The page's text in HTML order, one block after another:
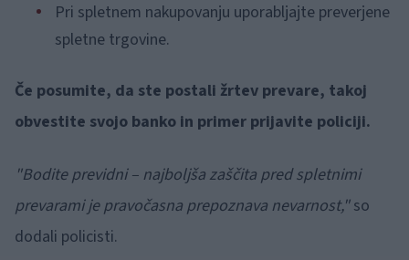
Pri spletnem nakupovanju uporabljajte preverjene
spletne trgovine.
Če posumite, da ste postali žrtev prevare, takoj
obvestite svojo banko in primer prijavite policiji.
"Bodite previdni – najboljša zaščita pred spletnimi
prevarami je pravočasna prepoznava nevarnost,"so
dodali policisti.